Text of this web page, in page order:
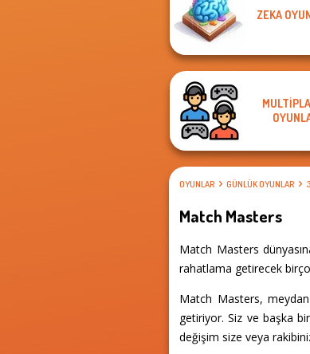
Dungeon Master
Knight
Vega
ZEKA
OYUNLAR GÜNLÜK OYUNLAR
Match Masters
Match Masters
rahatlama getirecek
Match Masters,
getiriyor. Siz ve başka
değişim size veya